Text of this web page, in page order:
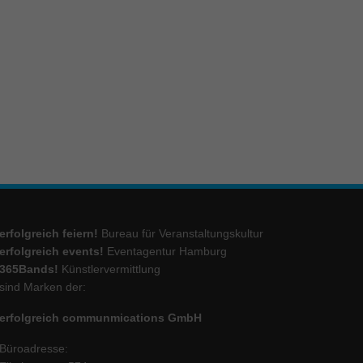
erfolgreich feiern! Bureau für Veranstaltungskultur
erfolgreich events! Eventagentur Hamburg
365Bands! Künstlervermittlung
sind Marken der:
erfolgreich communmications GmbH
Büroadresse: